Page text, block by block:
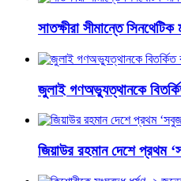
সাতক্ষীরা সীমান্তে
জুলাই গণঅভ্যুত্থানকে
জিয়াউর রহমান দেশে প্রথম